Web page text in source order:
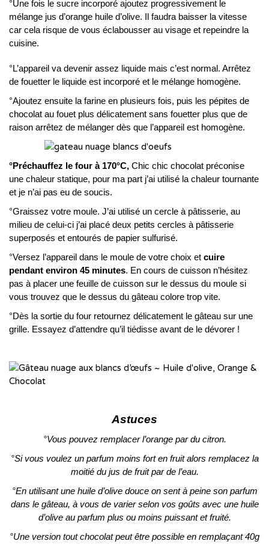
°Une fois le sucre incorporé ajoutez progressivement le
mélange jus d’orange huile d’olive. Il faudra baisser la vitesse
car cela risque de vous éclabousser au visage et repeindre la
cuisine.
°L’appareil va devenir assez liquide mais c’est normal. Arrêtez
de fouetter le liquide est incorporé et le mélange homogène.
°Ajoutez ensuite la farine en plusieurs fois, puis les pépites de
chocolat au fouet plus délicatement sans fouetter plus que de
raison arrêtez de mélanger dès que l’appareil est homogène.
°Préchauffez le four à 170°C, Chic chic chocolat préconise
une chaleur statique, pour ma part j’ai utilisé la chaleur tournante
et je n’ai pas eu de soucis.
°Graissez votre moule. J’ai utilisé un cercle à pâtisserie, au
milieu de celui-ci j’ai placé deux petits cercles à pâtisserie
superposés et entourés de papier sulfurisé.
°Versez l’appareil dans le moule de votre choix et cuire
pendant environ 45 minutes. En cours de cuisson n’hésitez
pas à placer une feuille de cuisson sur le dessus du moule si
vous trouvez que le dessus du gâteau colore trop vite.
°Dès la sortie du four retournez délicatement le gâteau sur une
grille. Essayez d’attendre qu’il tiédisse avant de le dévorer !
Astuces
°Vous pouvez remplacer l’orange par du citron.
°Si vous voulez un parfum moins fort en fruit alors remplacez la
moitié du jus de fruit par de l’eau.
°En utilisant une huile d’olive douce on sent à peine son parfum
dans le gâteau, à vous de varier selon vos goûts avec une huile
d’olive au parfum plus ou moins puissant et fruité.
°Une version tout chocolat peut être possible en remplaçant 40g